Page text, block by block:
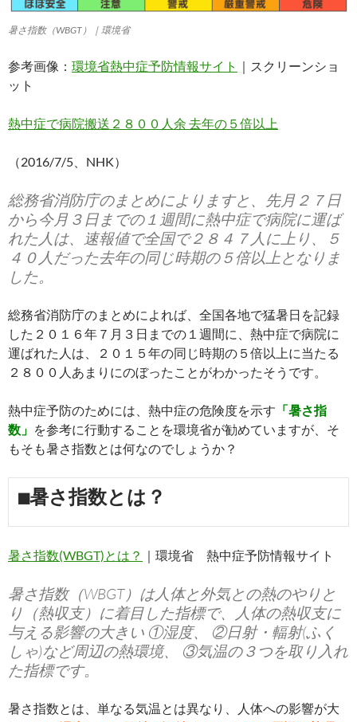
暑さ指数（WBGT）｜環境省
参考画像： 環境省熱中症予防情報サイト ｜スクリーンショ
ット
熱中症で病院搬送２８００人余 去年の５倍以上
（2016/7/5、NHK）
総務省消防庁のまとめによりますと、先月２７日
から今月３日までの１週間に熱中症で病院に運ば
れた人は、速報値で全国で２８４７人に上り、５
４０人だった去年の同じ時期の５倍以上となりま
した。
総務省消防庁のまとめによれば、全国各地で猛暑日を記録
した２０１６年７月３日までの１週間に、熱中症で病院に
運ばれた人は、２０１５年の同じ時期の５倍以上に当たる
２８００人あまりにのぼったことがわかったそうです。
熱中症予防のためには、熱中症の危険度を示す 「暑さ指
数」 を参考に行動することを環境省が勧めていますが、そ
もそも暑さ指数とは何なのでしょうか？
■暑さ指数とは？
暑さ指数(WBGT)とは？ ｜環境省 熱中症予防情報サイト
暑さ指数（WBGT）は人体と外気との熱のやりと
り（熱収支）に着目した指標で、人体の熱収支に
与える影響の大きい ①湿度、 ②日射・輻射(ふく
しゃ)など周辺の熱環境、 ③気温の３つを取り入れ
た指標です。
暑さ指数とは、単なる気温とは異なり、人体への影響が大